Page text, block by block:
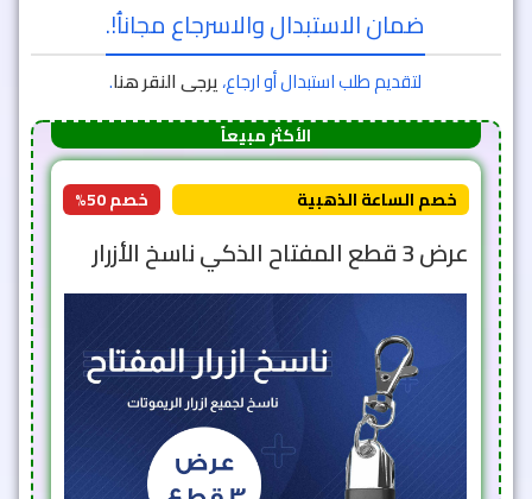
ضمان الاستبدال والاسرجاع مجاناُ!.
لتقديم طلب استبدال أو ارجاع،يرجى النقر هنا.
الأكثر مبيعاً
خصم الساعة الذهبية خصم 50%
عرض 3 قطع المفتاح الذكي ناسخ الأزرار